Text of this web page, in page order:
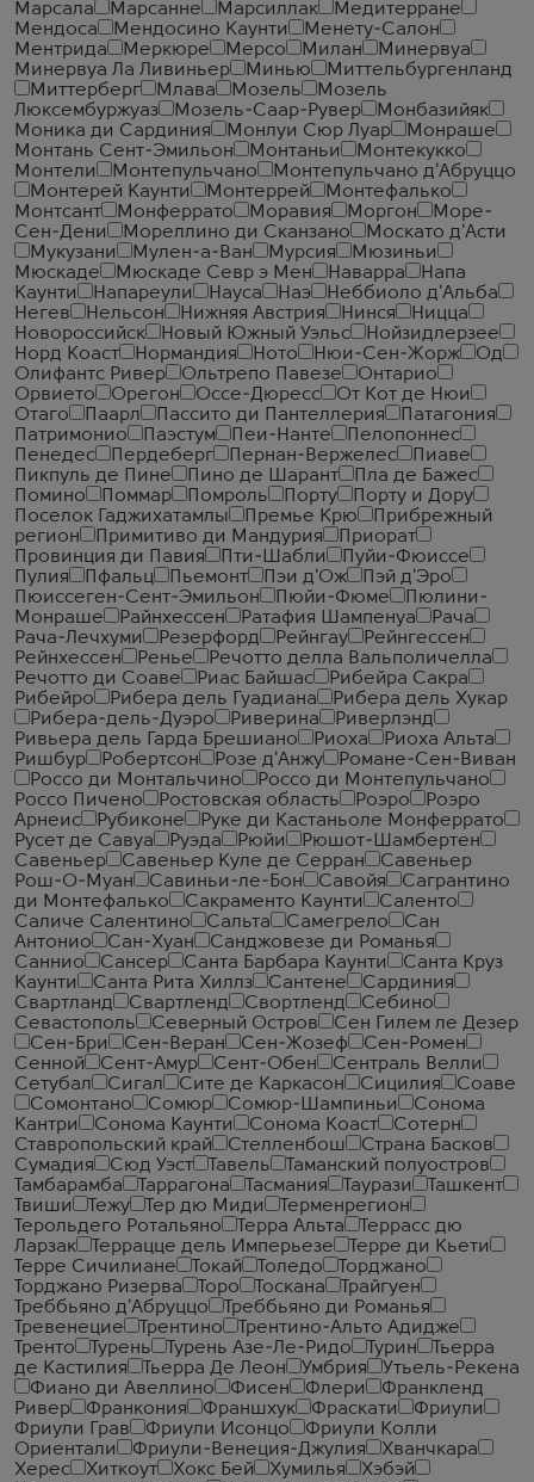
Марсала Марсанне Марсиллак
Медитерране
Мендоса
Мендосино Каунти
Менету-Салон
Ментрида
Меркюре Мерсо Милан
Минервуа
Минервуа Ла Ливиньер
Минью
Миттельбургенланд
Миттерберг
Млава Мозель
Мозель
Люксембуржуаз
Мозель-Саар-Рувер
Монбазийяк
Моника ди Сардиния
Монлуи Сюр Луар
Монраше
Монтань Сент-Эмильон
Монтаньи
Монтекукко
Монтели
Монтепульчано
Монтепульчано д'Абруццо
Монтерей Каунти
Монтеррей
Монтефалько
Монтсант
Монферрато Моравия Моргон
Море-
Сен-Дени
Мореллино ди Сканзано
Москато д'Асти
Мукузани
Мулен-а-Ван Мурсия
Мюзиньи
Мюскаде
Мюскаде Севр э Мен Наварра
Напа
Каунти
Напареули Науса Наэ
Неббиоло д'Альба
Негев
Нельсон Нижняя Австрия Нинся
Ницца
Новороссийск
Новый Южный Уэльс
Нойзидлерзее
Норд Коаст
Нормандия Ното Нюи-Сен-Жорж
Од
Олифантс Ривер
Ольтрепо Павезе
Онтарио
Орвието
Орегон Оссе-Дюресс
От Кот де Нюи
Отаго
Паарл Пассито ди Пантеллерия
Патагония
Патримонио
Паэстум Пеи-Нанте
Пелопоннес
Пенедес
Пердеберг Пернан-Вержелес
Пиаве
Пикпуль де Пине
Пино де Шарант
Пла де Бажес
Помино
Поммар Помроль Порту
Порту и Дору
Поселок Гаджихатамлы
Премье Крю
Прибрежный
регион
Примитиво ди Мандурия
Приорат
Провинция ди Павия
Пти-Шабли
Пуйи-Фюиссе
Пулия
Пфальц Пьемонт Пэи д'Ож
Пэй д'Эро
Пюиссеген-Сент-Эмильон
Пюйи-Фюме
Пюлини-
Монраше
Райнхессен Ратафия Шампенуа
Рача
Рача-Лечхуми
Резерфорд Рейнгау
Рейнгессен
Рейнхессен
Ренье
Речотто делла Вальполичелла
Речотто ди Соаве
Риас Байшас
Рибейра Сакра
Рибейро
Рибера дель Гуадиана
Рибера дель Хукар
Рибера-дель-Дуэро
Риверина
Риверлэнд
Ривьера дель Гарда Брешиано
Риоха
Риоха Альта
Ришбур
Робертсон Розе д'Анжу
Романе-Сен-Виван
Россо ди Монтальчино
Россо ди Монтепульчано
Россо Пичено
Ростовская область Роэро
Роэро
Арнеис
Рубиконе
Руке ди Кастаньоле Монферрато
Русет де Савуа
Руэда Рюйи
Рюшот-Шамбертен
Савеньер
Савеньер Куле де Серран
Савеньер
Рош-О-Муан
Савиньи-ле-Бон Савойя
Сагрантино
ди Монтефалько
Сакраменто Каунти
Саленто
Саличе Салентино
Сальта Самегрело
Сан
Антонио
Сан-Хуан
Санджовезе ди Романья
Саннио
Сансер Санта Барбара Каунти
Санта Круз
Каунти
Санта Рита Хиллз Сантене
Сардиния
Свартланд
Свартленд Свортленд
Себино
Севастополь
Северный Остров
Сен Гилем ле Дезер
Сен-Бри
Сен-Веран Сен-Жозеф
Сен-Ромен
Сенной
Сент-Амур Сент-Обен
Сентраль Велли
Сетубал
Сигал Сите де Каркасон Сицилия
Соаве
Сомонтано
Сомюр Сомюр-Шампиньи
Сонома
Кантри
Сонома Каунти Сонома Коаст
Сотерн
Ставропольский край
Стелленбош
Страна Басков
Сумадия
Сюд Уэст Тавель
Таманский полуостров
Тамбарамба
Таррагона Тасмания Таурази
Ташкент
Твиши
Тежу Тер дю Миди
Терменрегион
Терольдего Ротальяно
Терра Альта
Террасс дю
Ларзак
Террацце дель Имперьезе
Терре ди Кьети
Терре Сичилиане
Токай Толедо
Торджано
Торджано Ризерва
Торо Тоскана
Трайгуен
Треббьяно д'Абруццо
Треббьяно ди Романья
Тревенецие
Трентино
Трентино-Альто Адидже
Тренто
Турень Турень Азе-Ле-Ридо Турин
Тьерра
де Кастилия
Тьерра Де Леон Умбрия
Утьель-Рекена
Фиано ди Авеллино
Фисен Флери
Франкленд
Ривер
Франкония Франшхук Фраскати
Фриули
Фриули Грав
Фриули Исонцо
Фриули Колли
Ориентали
Фриули-Венеция-Джулия
Хванчкара
Херес
Хиткоут Хокс Бей Хумилья
Хэбэй